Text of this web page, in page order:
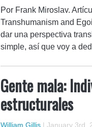
Por Frank Miroslav.
Transhumanism and
dar una perspectiva
simple, así que voy a
Gente mala:
estructurales
William Gillis | January 3rd,